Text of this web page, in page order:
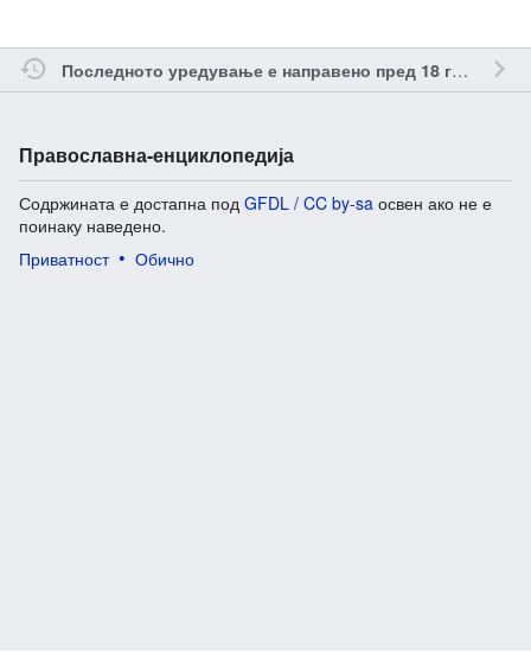
Последното уредување е направено пред 18 години од
Православна-енциклопедија
Содржината е достапна под GFDL / CC by-sa освен ако не е
поинаку наведено.
Приватност
Обично